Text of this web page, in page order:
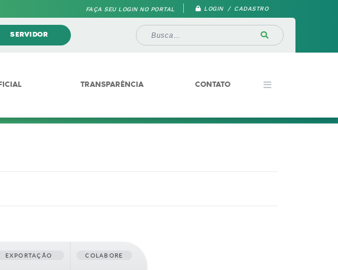
FAÇA SEU LOGIN NO PORTAL LOGIN / CADASTRO
SERVIDOR
TRANSPARÊNCIA CONTATO
EXPORTAÇÃO COLABORE